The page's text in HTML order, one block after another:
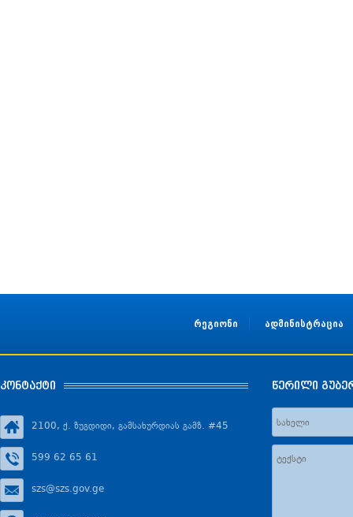
რეგიონი ადმინისტრაცია
კონტაქტი
2100, ქ. ზუგდიდი, გამსახურდიას გამზ. #45
599 62 65 61
szs@szs.gov.ge
წერილი